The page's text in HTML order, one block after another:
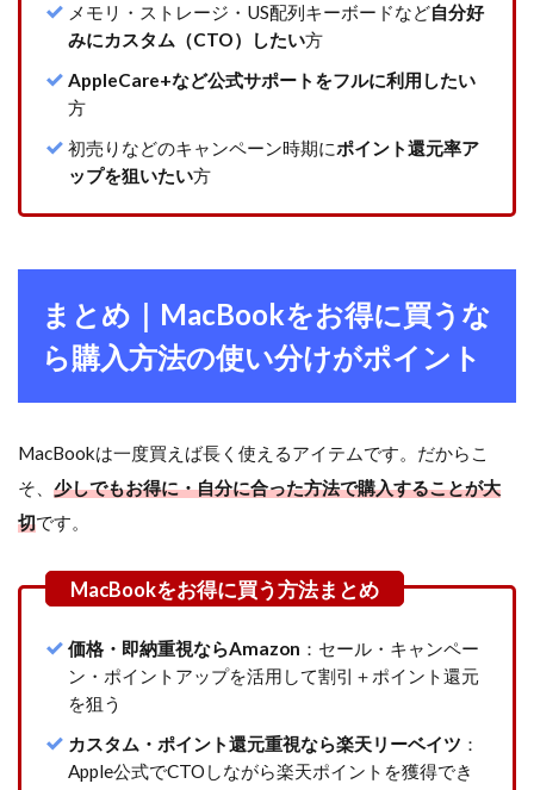
メモリ・ストレージ・US配列キーボードなど自分好
みにカスタム（CTO）したい方
AppleCare+など公式サポートをフルに利用したい
方
初売りなどのキャンペーン時期にポイント還元率ア
ップを狙いたい方
まとめ｜MacBookをお得に買うな
ら購入方法の使い分けがポイント
MacBookは一度買えば長く使えるアイテムです。だからこ
そ、 少しでもお得に・自分に合った方法で購入することが大
切です。
価格・即納重視ならAmazon ：セール・キャンペー
ン・ポイントアップを活用して割引＋ポイント還元
を狙う
カスタム・ポイント還元重視なら楽天リーベイツ ：
Apple公式でCTOしながら楽天ポイントを獲得でき